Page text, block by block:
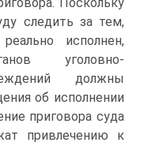
следить за тем,
исполнен,
уголовно-
должны
об исполнении
приговора суда
привлечению к